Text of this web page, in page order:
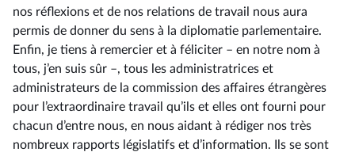
nos réflexions et de nos relations de travail nous aura
permis de donner du sens à la diplomatie parlementaire.
Enfin, je tiens à remercier et à féliciter –⁠ en notre nom à
tous, j’en suis sûr –, tous les administratrices et
administrateurs de la commission des affaires étrangères
pour l’extraordinaire travail qu’ils et elles ont fourni pour
chacun d’entre nous, en nous aidant à rédiger nos très
nombreux rapports législatifs et d’information. Ils se sont